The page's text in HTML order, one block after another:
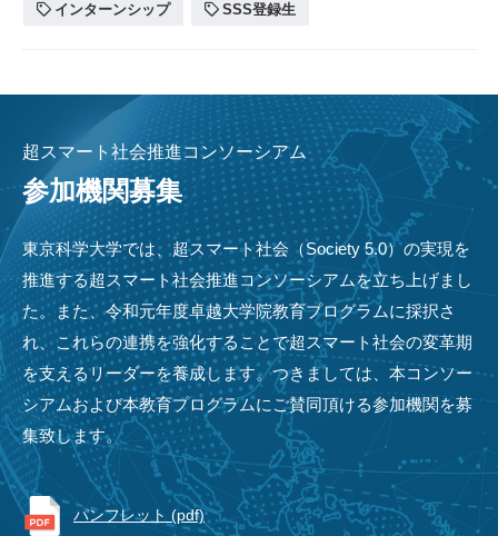
インターンシップ SSS登録生
超スマート社会推進コンソーシアム
参加機関募集
東京科学大学では、超スマート社会（Society 5.0）の実現を
推進する超スマート社会推進コンソーシアムを立ち上げまし
た。また、令和元年度卓越大学院教育プログラムに採択さ
れ、これらの連携を強化することで超スマート社会の変革期
を支えるリーダーを養成します。つきましては、本コンソー
シアムおよび本教育プログラムにご賛同頂ける参加機関を募
集致します。
パンフレット (pdf)